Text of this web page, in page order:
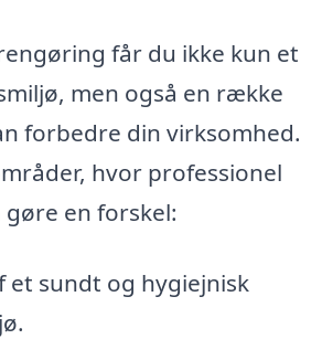
får du ikke kun et
men også en række
forbedre din virksomhed.
hvor professionel
en forskel:
et sundt og hygiejnisk